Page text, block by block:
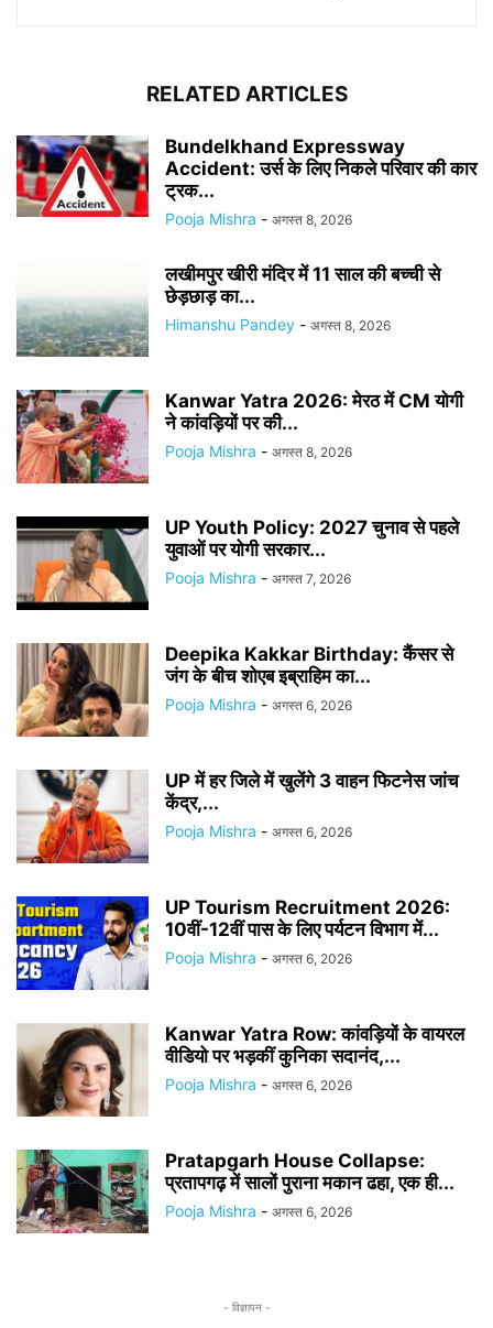
RELATED ARTICLES
Bundelkhand Expressway
Accident: उर्स के लिए निकले परिवार की कार
ट्रक...
Pooja Mishra - अगस्त 8, 2026
लखीमपुर खीरी मंदिर में 11 साल की बच्ची से
छेड़छाड़ का...
Himanshu Pandey - अगस्त 8, 2026
Kanwar Yatra 2026: मेरठ में CM योगी
ने कांवड़ियों पर की...
Pooja Mishra - अगस्त 8, 2026
UP Youth Policy: 2027 चुनाव से पहले
युवाओं पर योगी सरकार...
Pooja Mishra - अगस्त 7, 2026
Deepika Kakkar Birthday: कैंसर से
जंग के बीच शोएब इब्राहिम का...
Pooja Mishra - अगस्त 6, 2026
UP में हर जिले में खुलेंगे 3 वाहन फिटनेस जांच
केंद्र,...
Pooja Mishra - अगस्त 6, 2026
UP Tourism Recruitment 2026:
10वीं-12वीं पास के लिए पर्यटन विभाग में...
Pooja Mishra - अगस्त 6, 2026
Kanwar Yatra Row: कांवड़ियों के वायरल
वीडियो पर भड़कीं कुनिका सदानंद,...
Pooja Mishra - अगस्त 6, 2026
Pratapgarh House Collapse:
प्रतापगढ़ में सालों पुराना मकान ढहा, एक ही...
Pooja Mishra - अगस्त 6, 2026
- विज्ञापन -